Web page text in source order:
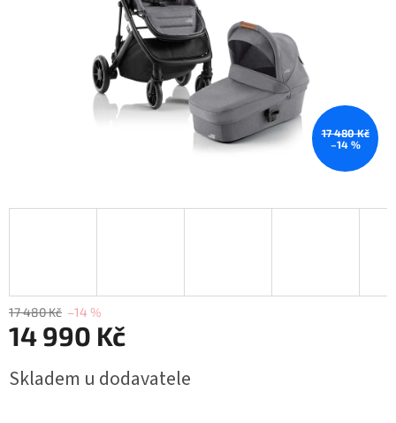
17 480 Kč
–14 %
17 480 Kč –14 %
14 990 Kč
cena:
Skladem u dodavatele